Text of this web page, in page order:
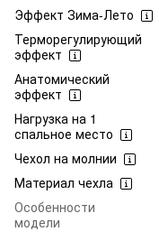
Эффект Зима-Лето
Терморегулирующий
эффект
Анатомический
эффект
Нагрузка на 1
спальное место
Чехол на молнии
Материал чехла
Особенности
модели